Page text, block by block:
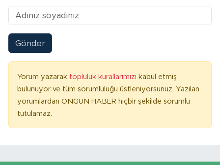
Gönder
Yorum yazarak topluluk kurallarımızı kabul etmiş
bulunuyor ve tüm sorumluluğu üstleniyorsunuz. Yazılan
yorumlardan ONGUN HABER hiçbir şekilde sorumlu
tutulamaz.